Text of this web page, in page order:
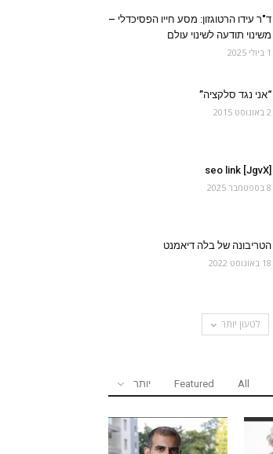
ד"ר עידו הרטוגזון: מסע חייו הפסיכדלי –
משינוי תודעה לשינוי עולם
1 ביולי 2025
“אני נגד סלקציה”
2 באוגוסט 2015
seo link [JgvX]
8 בספטמבר 2025
הטריבונה של בלה דיאמנט
18 באוגוסט 2022
לטעון יותר
All
Featured יותר